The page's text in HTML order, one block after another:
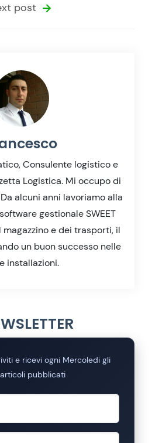
post
Consulente logistico e
Logistica. Mi occupo di
alcuni anni lavoriamo alla
gestionale SWEET
e dei trasporti, il
un buon successo nelle
installazioni.
e ricevi ogni Mercoledi gli
pubblicati